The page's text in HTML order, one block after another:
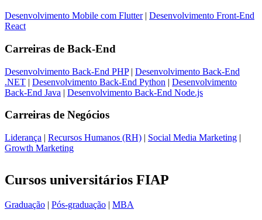
Desenvolvimento Mobile com Flutter| Desenvolvimento Front-End
React
Carreiras de Back-End
Desenvolvimento Back-End PHP| Desenvolvimento Back-End
.NET | Desenvolvimento Back-End Python | Desenvolvimento
Back-End Java | Desenvolvimento Back-End Node.js
Carreiras de Negócios
Liderança | Recursos Humanos (RH) | Social Media Marketing |
Growth Marketing
Cursos universitários FIAP
Graduação | Pós-graduação | MBA